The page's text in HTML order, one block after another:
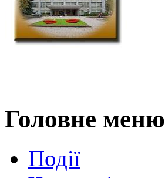
Головне меню
Події